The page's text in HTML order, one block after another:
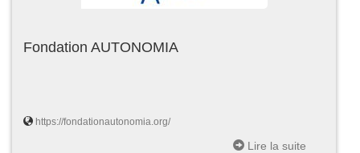
Fondation AUTONOMIA
https://fondationautonomia.org/
Lire la suite